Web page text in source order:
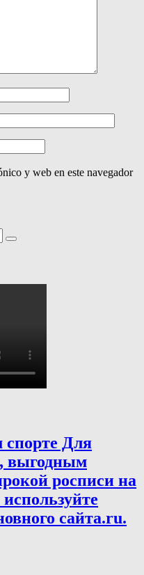
y web en este navegador
Для
выгодным
росписи на
сайта.ru.